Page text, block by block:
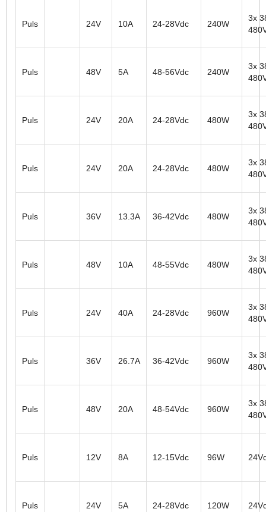
Puls 24V 10A 24-28Vdc 240W
3x
Puls 48V 5A 48-56Vdc 240W
3x
Puls 24V 20A 24-28Vdc 480W
3x
Puls 24V 20A 24-28Vdc 480W
3x
Puls 36V 13.3A 36-42Vdc 480W
3x
Puls 48V 10A 48-55Vdc 480W
3x
Puls 24V 40A 24-28Vdc 960W
3x
Puls 36V 26.7A 36-42Vdc 960W
3x
Puls 48V 20A 48-54Vdc 960W
3x
Puls 12V 8A 12-15Vdc 96W
Puls 24V 5A 24-28Vdc 120W